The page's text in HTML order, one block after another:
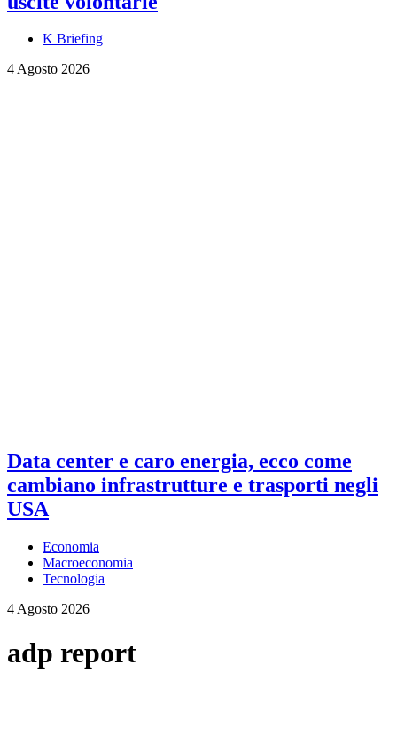
K Briefing
4 Agosto 2026
Data center e caro energia, ecco come
cambiano infrastrutture e trasporti negli
USA
Economia
Macroeconomia
Tecnologia
4 Agosto 2026
adp report